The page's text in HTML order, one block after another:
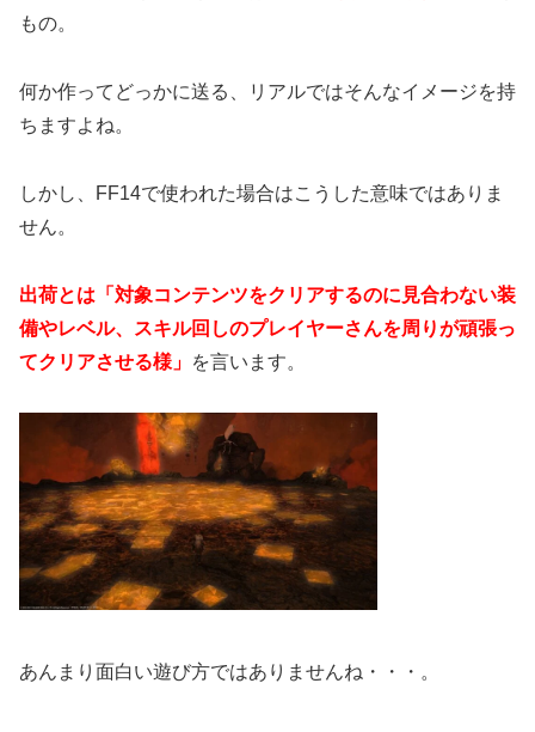
もの。
何か作ってどっかに送る、リアルではそんなイメージを持
ちますよね。
しかし、FF14で使われた場合はこうした意味ではありま
せん。
出荷とは「対象コンテンツをクリアするのに見合わない装
備やレベル、スキル回しのプレイヤーさんを周りが頑張っ
てクリアさせる様」 を言います。
あんまり面白い遊び方ではありませんね・・・。